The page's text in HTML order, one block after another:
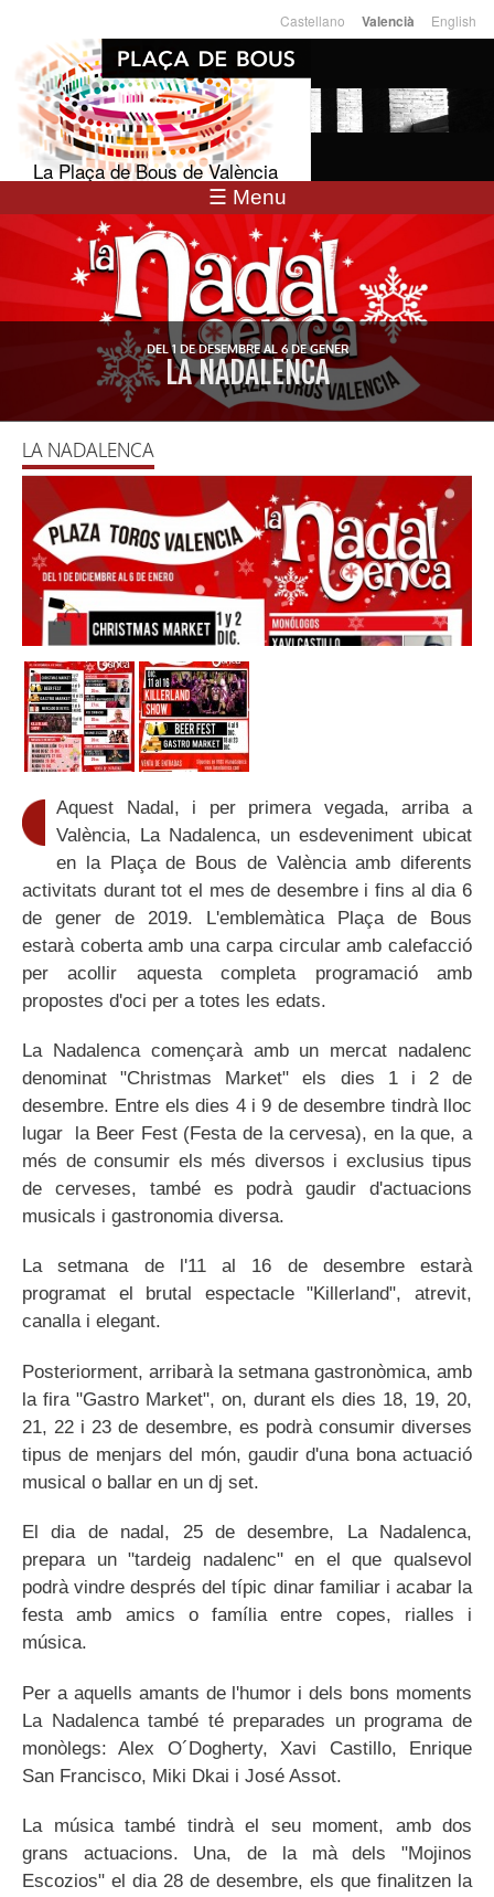
contingut
Llengües
Castellano Valencià English
La Plaça de Bous de València
☰ Menu
DEL 1 DE DESEMBRE AL 6 DE GENER
LA NADALENCA
LA NADALENCA
Aquest Nadal, i per primera vegada, arriba a
València, La Nadalenca, un esdeveniment ubicat
en la Plaça de Bous de València amb diferents
activitats durant tot el mes de desembre i fins al dia 6
de gener de 2019. L'emblemàtica Plaça de Bous
estarà coberta amb una carpa circular amb calefacció
per acollir aquesta completa programació amb
propostes d'oci per a totes les edats.
La Nadalenca començarà amb un mercat nadalenc
denominat "Christmas Market" els dies 1 i 2 de
desembre. Entre els dies 4 i 9 de desembre tindrà lloc
lugar la Beer Fest (Festa de la cervesa), en la que, a
més de consumir els més diversos i exclusius tipus
de cerveses, també es podrà gaudir d'actuacions
musicals i gastronomia diversa.
La setmana de l'11 al 16 de desembre estarà
programat el brutal espectacle "Killerland", atrevit,
canalla i elegant.
Posteriorment, arribarà la setmana gastronòmica, amb
la fira "Gastro Market", on, durant els dies 18, 19, 20,
21, 22 i 23 de desembre, es podrà consumir diverses
tipus de menjars del món, gaudir d'una bona actuació
musical o ballar en un dj set.
El dia de nadal, 25 de desembre, La Nadalenca,
prepara un "tardeig nadalenc" en el que qualsevol
podrà vindre després del típic dinar familiar i acabar la
festa amb amics o família entre copes, rialles i
música.
Per a aquells amants de l'humor i dels bons moments
La Nadalenca també té preparades un programa de
monòlegs: Alex O´Dogherty, Xavi Castillo, Enrique
San Francisco, Miki Dkai i José Assot.
La música també tindrà el seu moment, amb dos
grans actuacions. Una, de la mà dels "Mojinos
Escozios" el dia 28 de desembre, els que finalitzen la